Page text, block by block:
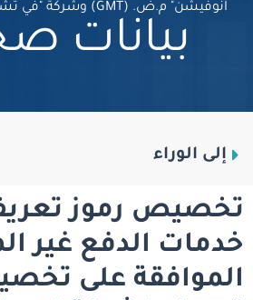
انوفيشن" م.ض. (GMT) وشركة "في تشيك" م.ض. (V-CHECK)
بيانات
إلى الوراء
تخصيص رموز
خدمات الدفع غير
الموافقة على